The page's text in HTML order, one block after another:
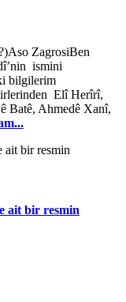
ZagrosiBen
ismini
bilgilerim
Elî Herîrî,
Batê, Ahmedê Xanî,
ait bir resmin